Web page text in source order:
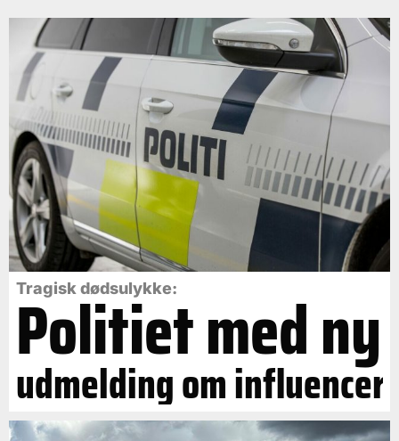
Tragisk dødsulykke:
Politiet med ny
udmelding om influencer